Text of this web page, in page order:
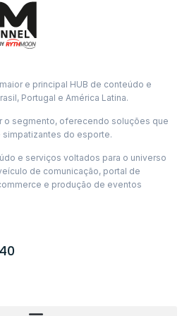
e principal HUB de conteúdo e
Portugal e América Latina.
o segmento, oferecendo soluções que
do esporte.
e serviços voltados para o universo
de comunicação, portal de
e produção de eventos